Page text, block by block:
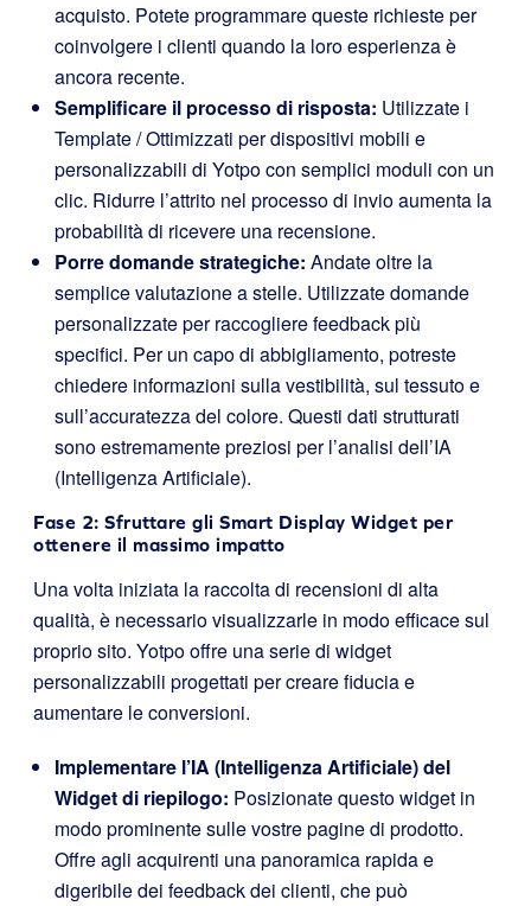
acquisto. Potete programmare queste richieste per
coinvolgere i clienti quando la loro esperienza è
ancora recente.
Semplificare il processo di risposta: Utilizzate i
Template / Ottimizzati per dispositivi mobili e
personalizzabili di Yotpo con semplici moduli con un
clic. Ridurre l’attrito nel processo di invio aumenta la
probabilità di ricevere una recensione.
Porre domande strategiche: Andate oltre la
semplice valutazione a stelle. Utilizzate domande
personalizzate per raccogliere feedback più
specifici. Per un capo di abbigliamento, potreste
chiedere informazioni sulla vestibilità, sul tessuto e
sull’accuratezza del colore. Questi dati strutturati
sono estremamente preziosi per l’analisi dell’IA
(Intelligenza Artificiale).
Fase 2: Sfruttare gli Smart Display Widget per
ottenere il massimo impatto
Una volta iniziata la raccolta di recensioni di alta
qualità, è necessario visualizzarle in modo efficace sul
proprio sito. Yotpo offre una serie di widget
personalizzabili progettati per creare fiducia e
aumentare le conversioni.
Implementare l’IA (Intelligenza Artificiale) del
Widget di riepilogo: Posizionate questo widget in
modo prominente sulle vostre pagine di prodotto.
Offre agli acquirenti una panoramica rapida e
digeribile dei feedback dei clienti, che può